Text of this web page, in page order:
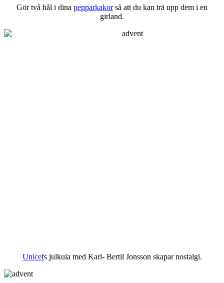
Gör två hål i dina pepparkakorså att du kan trä upp dem i en
girland.
Unicefs julkula med Karl- Bertil Jonsson skapar nostalgi.